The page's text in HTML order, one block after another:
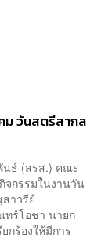
ม วันสตรีสากล
นธ์ (สรส.) คณะ
จกรรมในงานวัน
าวรีย์
ทร์โอชา นายก
กร้องให้มีการ